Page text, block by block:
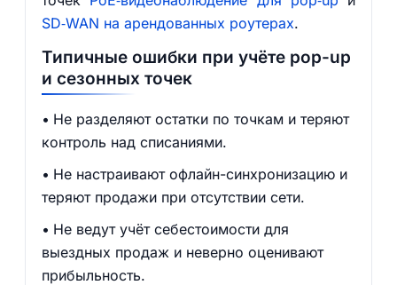
SD‑WAN на арендованных роутерах.
Типичные ошибки при учёте pop-up
и сезонных точек
Не разделяют остатки по точкам и теряют
контроль над списаниями.
Не настраивают офлайн-синхронизацию и
теряют продажи при отсутствии сети.
Не ведут учёт себестоимости для
выездных продаж и неверно оценивают
прибыльность.